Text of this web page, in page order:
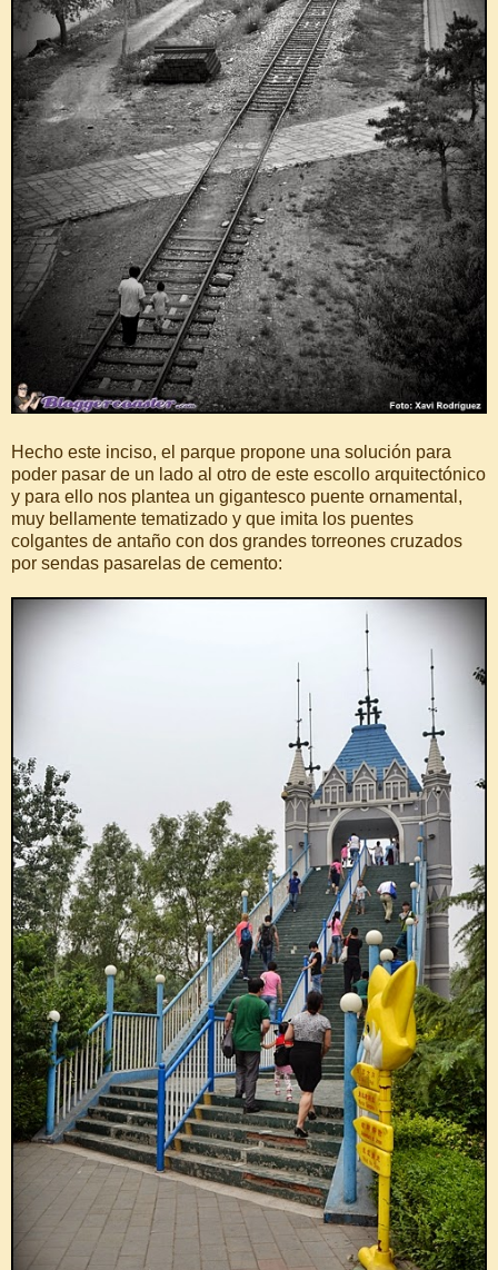
Hecho este inciso, el parque propone una solución para
poder pasar de un lado al otro de este escollo arquitectónico
y para ello nos plantea un gigantesco puente ornamental,
muy bellamente tematizado y que imita los puentes
colgantes de antaño con dos grandes torreones cruzados
por sendas pasarelas de cemento: